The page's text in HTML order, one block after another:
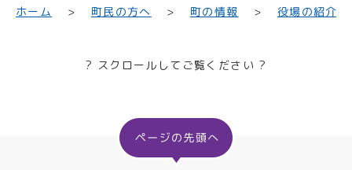
ホーム 町民の方へ 町の情報 役場の紹介
? スクロールしてご覧ください ?